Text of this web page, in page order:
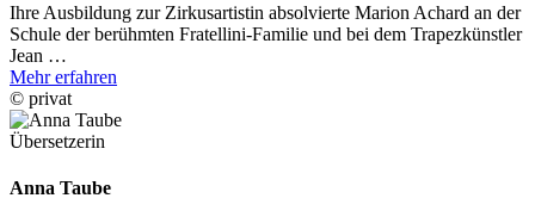
Ihre Ausbildung zur Zirkusartistin absolvierte Marion Achard an der
Schule der berühmten Fratellini-Familie und bei dem Trapezkünstler
Jean …
Mehr erfahren
© privat
Übersetzerin
Anna Taube